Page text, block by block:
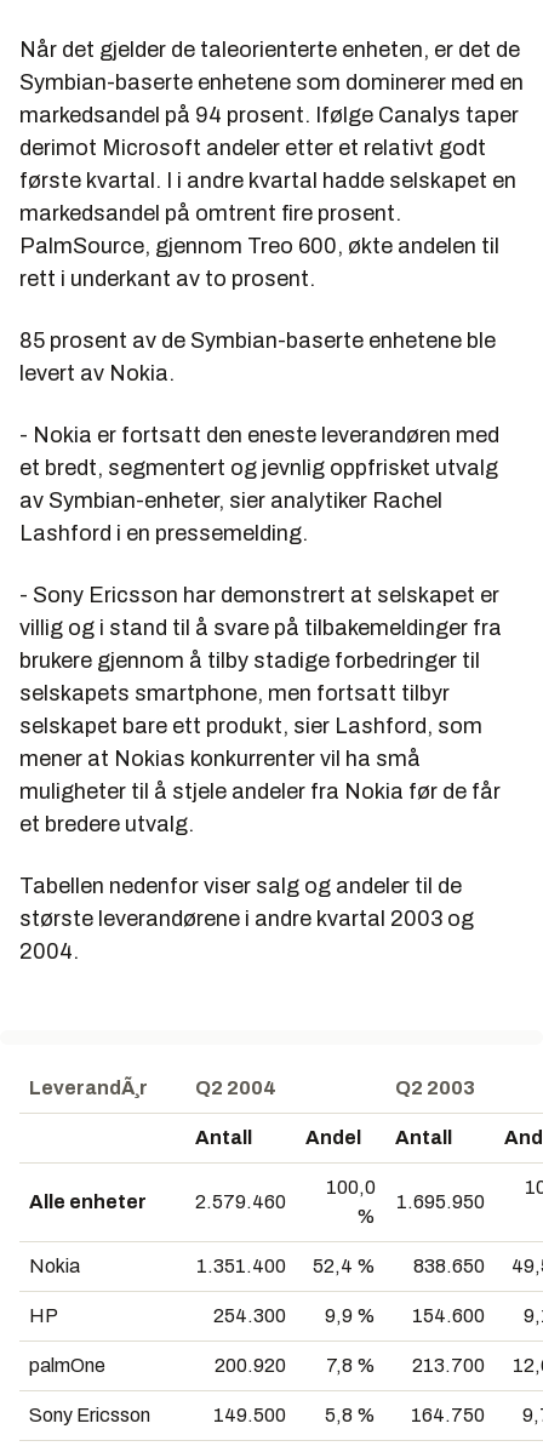
Når det gjelder de taleorienterte enheten, er det de
Symbian-baserte enhetene som dominerer med en
markedsandel på 94 prosent. Ifølge Canalys taper
derimot Microsoft andeler etter et relativt godt
første kvartal. I i andre kvartal hadde selskapet en
markedsandel på omtrent fire prosent.
PalmSource, gjennom Treo 600, økte andelen til
rett i underkant av to prosent.
85 prosent av de Symbian-baserte enhetene ble
levert av Nokia.
- Nokia er fortsatt den eneste leverandøren med
et bredt, segmentert og jevnlig oppfrisket utvalg
av Symbian-enheter, sier analytiker Rachel
Lashford i en pressemelding.
- Sony Ericsson har demonstrert at selskapet er
villig og i stand til å svare på tilbakemeldinger fra
brukere gjennom å tilby stadige forbedringer til
selskapets smartphone, men fortsatt tilbyr
selskapet bare ett produkt, sier Lashford, som
mener at Nokias konkurrenter vil ha små
muligheter til å stjele andeler fra Nokia før de får
et bredere utvalg.
Tabellen nedenfor viser salg og andeler til de
største leverandørene i andre kvartal 2003 og
2004.
LeverandÃ¸r Q2 2004 Q2 2003
Antall Andel Antall
Alle enheter 2.579.460
100,0
%
1.695.950
Nokia 1.351.400 52,4 % 838.650
HP 254.300 9,9 % 154.600
palmOne 200.920 7,8 % 213.700
Sony Ericsson 149.500 5,8 % 164.750